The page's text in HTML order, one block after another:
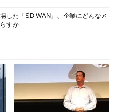
した「SD-WAN」、企業にどんなメ
すか